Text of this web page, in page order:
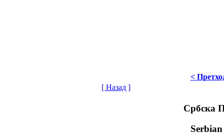
<
[ Назад ]
Србска